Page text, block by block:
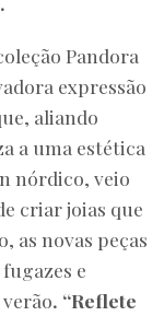
Pandora
expressão
aliando
a uma estética
nórdico, veio
criar joias que
as novas peças
e
. “Reflete